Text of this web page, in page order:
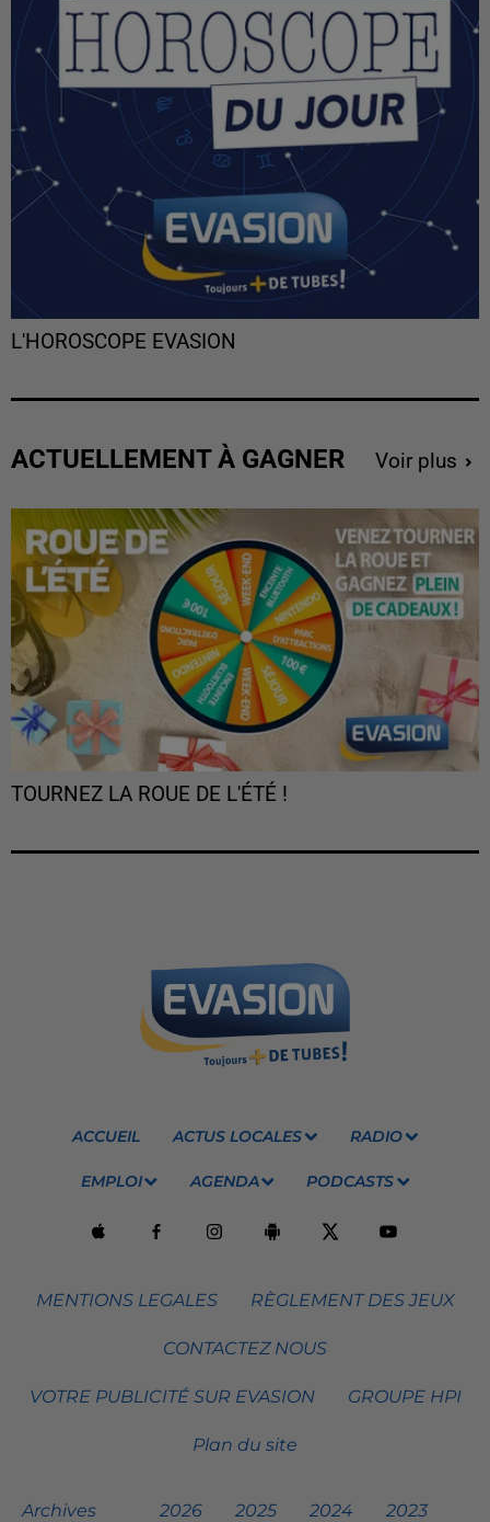
L'HOROSCOPE EVASION
ACTUELLEMENT À GAGNER Voir plus
TOURNEZ LA ROUE DE L'ÉTÉ !
ACCUEIL ACTUS LOCALES RADIO
EMPLOI AGENDA PODCASTS
MENTIONS LEGALES RÈGLEMENT DES JEUX
CONTACTEZ NOUS
VOTRE PUBLICITÉ SUR EVASION GROUPE HPI
Plan du site
Archives 2026 2025 2024 2023